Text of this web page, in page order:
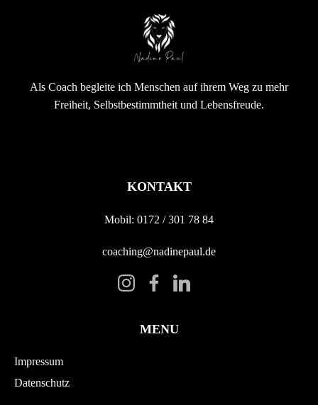
Als Coach begleite ich Menschen auf ihrem Weg zu mehr
Freiheit, Selbstbestimmtheit und Lebensfreude.
KONTAKT
Mobil: 0172 / 301 78 84
coaching@nadinepaul.de
MENU
Impressum
Datenschutz